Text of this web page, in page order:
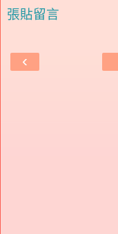
張貼留言
‹